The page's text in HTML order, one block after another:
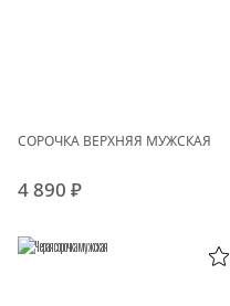
СОРОЧКА ВЕРХНЯЯ МУЖСКАЯ
4 890 ₽